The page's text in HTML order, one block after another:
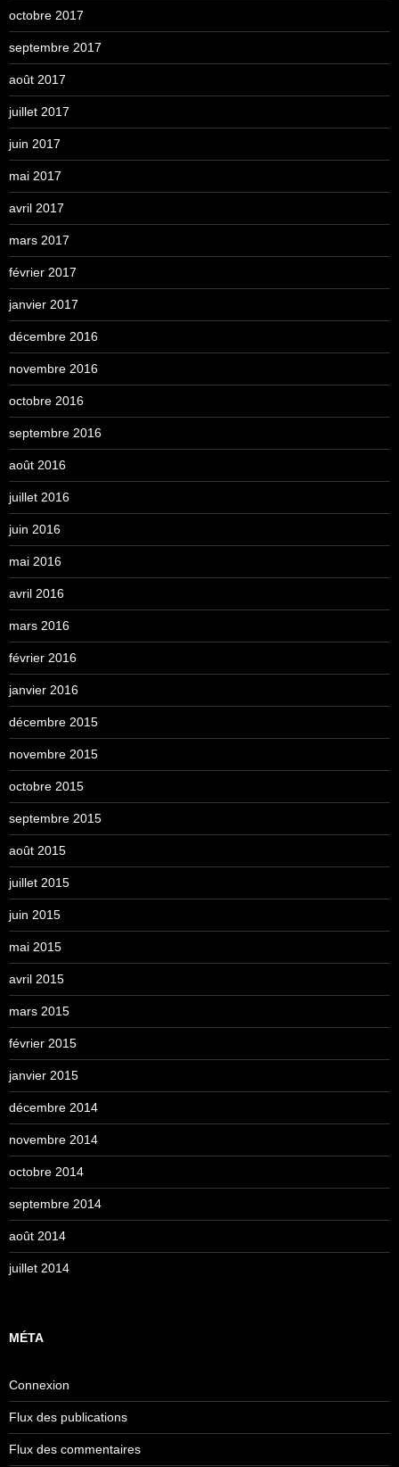
octobre 2017
septembre 2017
août 2017
juillet 2017
juin 2017
mai 2017
avril 2017
mars 2017
février 2017
janvier 2017
décembre 2016
novembre 2016
octobre 2016
septembre 2016
août 2016
juillet 2016
juin 2016
mai 2016
avril 2016
mars 2016
février 2016
janvier 2016
décembre 2015
novembre 2015
octobre 2015
septembre 2015
août 2015
juillet 2015
juin 2015
mai 2015
avril 2015
mars 2015
février 2015
janvier 2015
décembre 2014
novembre 2014
octobre 2014
septembre 2014
août 2014
juillet 2014
MÉTA
Connexion
Flux des publications
Flux des commentaires